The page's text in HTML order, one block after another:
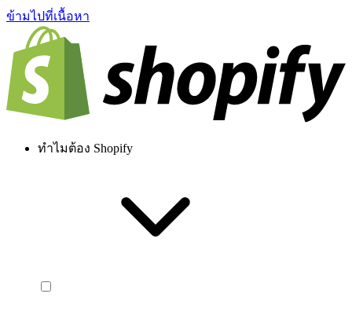
ข้ามไปที่เนื้อหา
ทำไมต้อง Shopify